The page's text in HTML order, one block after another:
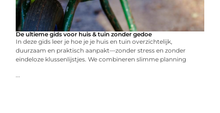
De ultieme gids voor huis & tuin zonder gedoe
In deze gids leer je hoe je je huis en tuin overzichtelijk,
duurzaam en praktisch aanpakt—zonder stress en zonder
eindeloze klussenlijstjes. We combineren slimme planning
...